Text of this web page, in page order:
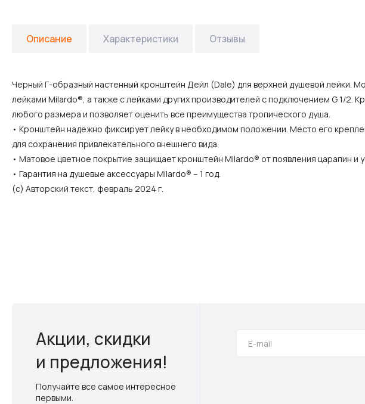
Описание Характеристики Отзывы
Черный Г-образный настенный кронштейн Дейл (Dale) для верхней душевой лейки.
лейками Milardo®, а также с лейками других производителей с подключением G 1/2.
любого размера и позволяет оценить все преимущества тропического душа.
• Кронштейн надежно фиксирует лейку в необходимом положении. Место его
для сохранения привлекательного внешнего вида.
• Матовое цветное покрытие защищает кронштейн Milardo® от появления царапин и
• Гарантия на душевые аксессуары Milardo® – 1 год.
(с) Авторский текст, февраль 2024 г.
Акции, скидки
и предложения!
Получайте все самое интересное
первыми.